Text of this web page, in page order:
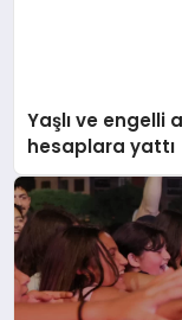
Yaşlı ve engelli
hesaplara yattı